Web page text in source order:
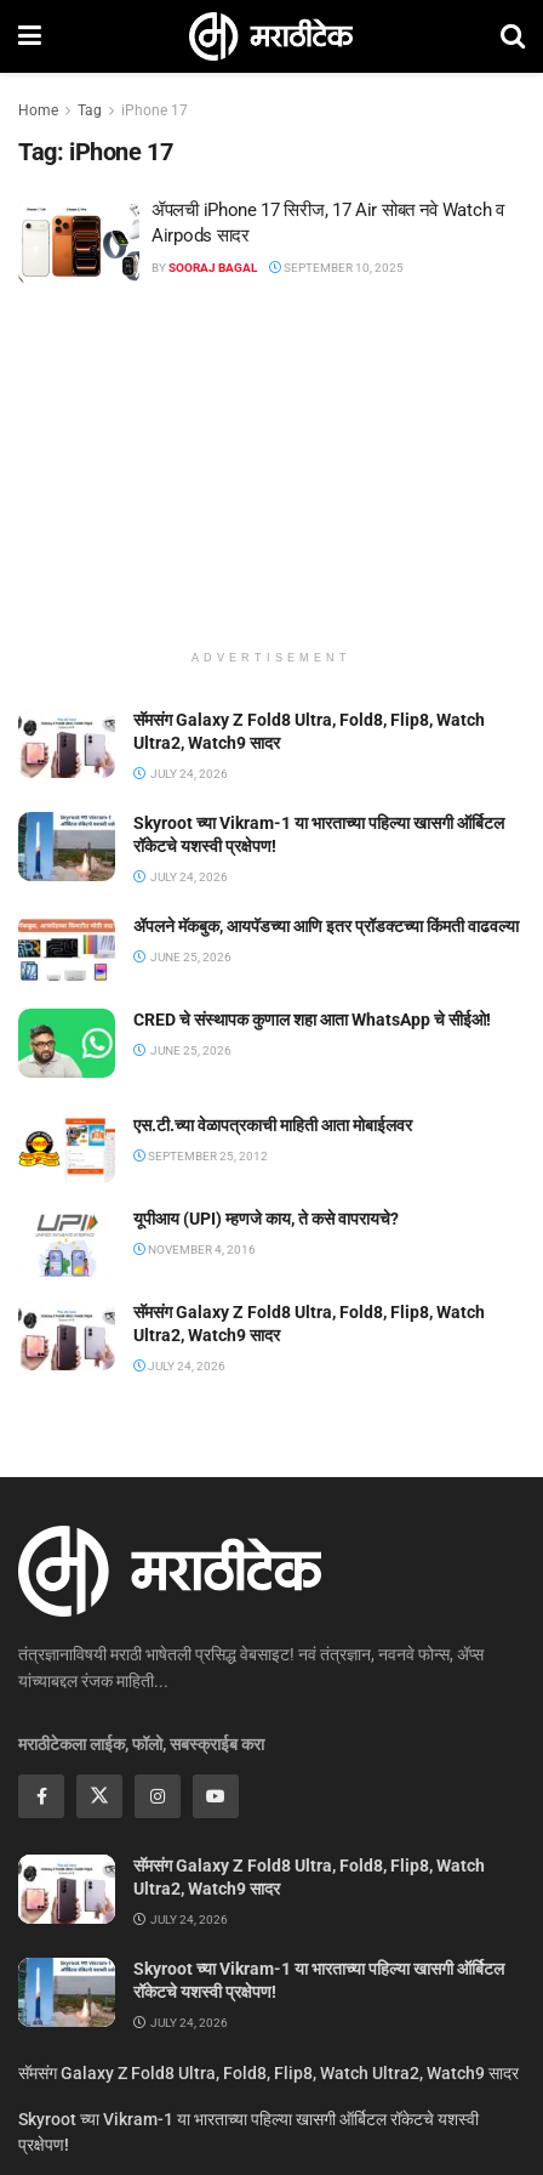
Home Tag iPhone 17
Tag: iPhone 17
ॲपलची iPhone 17 सिरीज, 17 Air सोबत नवे Watch व
Airpods सादर
BYSOORAJ BAGAL SEPTEMBER 10, 2025
ADVERTISEMENT
सॅमसंग Galaxy Z Fold8 Ultra, Fold8, Flip8, Watch
Ultra2, Watch9 सादर
JULY 24, 2026
Skyroot च्या Vikram-1 या भारताच्या पहिल्या खासगी ऑर्बिटल
रॉकेटचे यशस्वी प्रक्षेपण!
JULY 24, 2026
ॲपलने मॅकबुक, आयपॅडच्या आणि इतर प्रॉडक्टच्या किंमती वाढवल्या
JUNE 25, 2026
CRED चे संस्थापक कुणाल शहा आता WhatsApp चे सीईओ!
JUNE 25, 2026
एस.टी.च्या वेळापत्रकाची माहिती आता मोबाईलवर
SEPTEMBER 25, 2012
यूपीआय (UPI) म्हणजे काय, ते कसे वापरायचे?
NOVEMBER 4, 2016
सॅमसंग Galaxy Z Fold8 Ultra, Fold8, Flip8, Watch
Ultra2, Watch9 सादर
JULY 24, 2026
तंत्रज्ञानाविषयी मराठी भाषेतली प्रसिद्ध वेबसाइट! नवं तंत्रज्ञान, नवनवे फोन्स, ॲप्स
यांच्याबद्दल रंजक माहिती...
मराठीटेकला लाईक, फॉलो, सबस्क्राईब करा
सॅमसंग Galaxy Z Fold8 Ultra, Fold8, Flip8, Watch
Ultra2, Watch9 सादर
JULY 24, 2026
Skyroot च्या Vikram-1 या भारताच्या पहिल्या खासगी ऑर्बिटल
रॉकेटचे यशस्वी प्रक्षेपण!
JULY 24, 2026
सॅमसंग Galaxy Z Fold8 Ultra, Fold8, Flip8, Watch Ultra2, Watch9 सादर
Skyroot च्या Vikram-1 या भारताच्या पहिल्या खासगी ऑर्बिटल रॉकेटचे यशस्वी
प्रक्षेपण!